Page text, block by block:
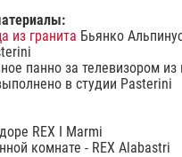
из гранита Бьянко
панно за телевизором из
в студии Pasterini
REX I Marmi
комнате - REХ Alabastri